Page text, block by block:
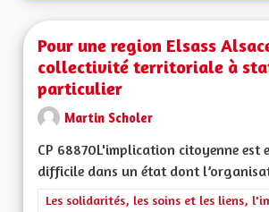
Pour une region Elsass
collectivité territoriale à
particulier
Martin Scholer
CP 68870L'implication citoyenne est
difficile dans un état dont
Filtrer les résultats de la catégorie :
Les solidarités, les soins et les liens,